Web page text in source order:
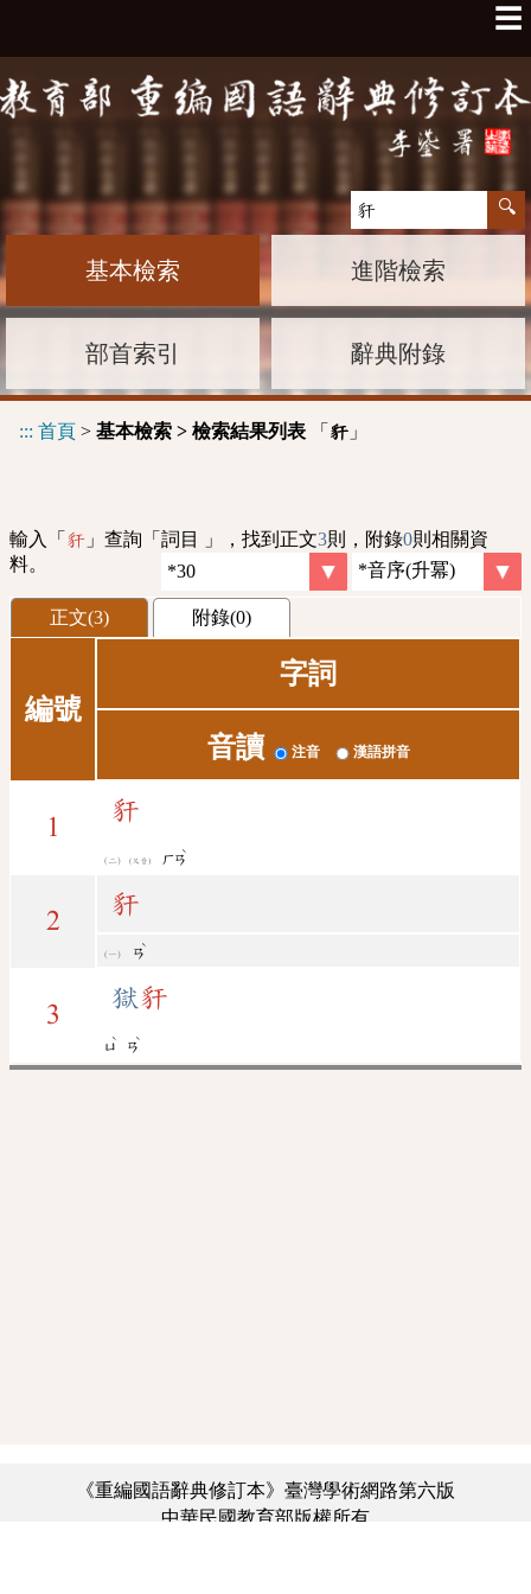
☰
基本檢索 進階檢索
部首索引 辭典附錄
::: 首頁 > 基本檢索 > 檢索結果列表 「 豻 」
輸入「 豻 」查詢「詞目 」，找到正文3則，附錄0則相關資
料。
正文(3) 附錄(0)
編號
字詞
音讀 注音 漢語拼音
1
豻
(又音) ㄏㄢ
ˋ
2
豻
ㄢ
ˋ
3
獄豻
ㄩ
ˋ
ㄢ
ˋ
《重編國語辭典修訂本》臺灣學術網路第六版
中華民國教育部版權所有